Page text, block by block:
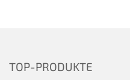
TOP-PRODUKTE